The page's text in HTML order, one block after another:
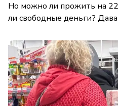
Но можно ли прожить на
ли свободные деньги?